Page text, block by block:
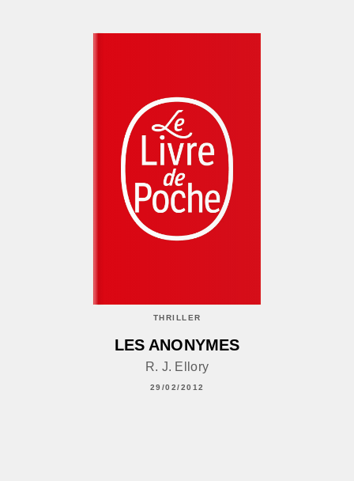
THRILLER
LES ANONYMES
R. J. Ellory
29/02/2012